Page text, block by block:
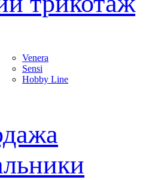
Venera
Sensi
Hobby Line